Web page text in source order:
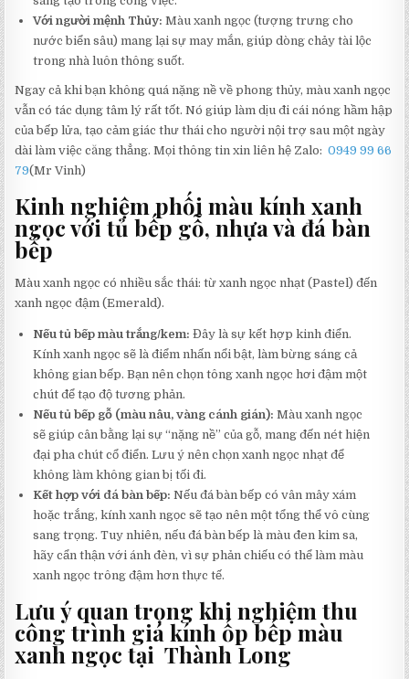
Với người mệnh Thủy: Màu xanh ngọc (tượng trưng cho
nước biển sâu) mang lại sự may mắn, giúp dòng chảy tài lộc
trong nhà luôn thông suốt.
Ngay cả khi bạn không quá nặng nề về phong thủy, màu xanh ngọc
vẫn có tác dụng tâm lý rất tốt. Nó giúp làm dịu đi cái nóng hầm hập
của bếp lửa, tạo cảm giác thư thái cho người nội trợ sau một ngày
dài làm việc căng thẳng. Mọi thông tin xin liên hệ Zalo:0949 99 66
79(Mr Vinh)
Kinh nghiệm phối màu kính xanh
ngọc với tủ bếp gỗ, nhựa và đá bàn
bếp
Màu xanh ngọc có nhiều sắc thái: từ xanh ngọc nhạt (Pastel) đến
xanh ngọc đậm (Emerald).
Nếu tủ bếp màu trắng/kem: Đây là sự kết hợp kinh điển.
Kính xanh ngọc sẽ là điểm nhấn nổi bật, làm bừng sáng cả
không gian bếp. Bạn nên chọn tông xanh ngọc hơi đậm một
chút để tạo độ tương phản.
Nếu tủ bếp gỗ (màu nâu, vàng cánh gián): Màu xanh ngọc
sẽ giúp cân bằng lại sự “nặng nề” của gỗ, mang đến nét hiện
đại pha chút cổ điển. Lưu ý nên chọn xanh ngọc nhạt để
không làm không gian bị tối đi.
Kết hợp với đá bàn bếp: Nếu đá bàn bếp có vân mây xám
hoặc trắng, kính xanh ngọc sẽ tạo nên một tổng thể vô cùng
sang trọng. Tuy nhiên, nếu đá bàn bếp là màu đen kim sa,
hãy cẩn thận với ánh đèn, vì sự phản chiếu có thể làm màu
xanh ngọc trông đậm hơn thực tế.
Lưu ý quan trọng khi nghiệm thu
công trình giá kính ốp bếp màu
xanh ngọc tại Thành Long